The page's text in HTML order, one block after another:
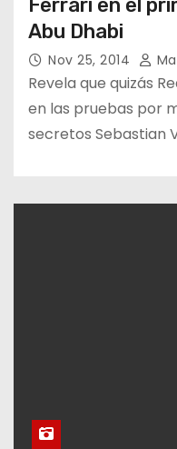
Abu Dhabi
Nov 25, 2014
Revela que quizás
en las pruebas por
secretos Sebastian